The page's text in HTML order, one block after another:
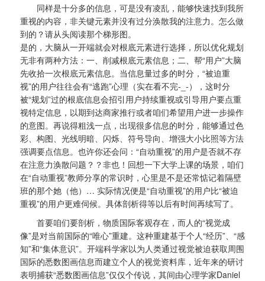
同样是十分多的信息，可是没有凌乱，能够快速找到我所
重视的内容，非关键元素并没有过分涣散我的注意力。怎么做
到的？请从头阅读那个梯形图。
是的，大脑从一开端就会对根底元素进行选择，所以优化规划
无非有两种方法：一、削减根底元素信息；二、帮“用户”大脑
先收拾一次根底元素信息。当信息量过多的时分，“被迫重
视”的用户往往会有“逃跑”心理（实在看不完-_-），这时分
被“规划”过的根底信息会招引用户持续重视或引导用户要点重
视特定信息，以期到达商家推行或者咱们希望用户进一步操作
的意图。再说得粗浅一点，出现很多信息的时分，能够通过色
彩、构图、光线明暗、闪烁、符号导向、增强大小比照等方法
强调要点信息。也许你还会问：“自动重视”的用户是否就不存
在注意力涣散问题？？非也！回想一下大学上课的场景，咱们
在“自动重视”教师分享的常识时，心里是不是还常惦记着隔壁
班的那个她（他）… 实际情况便是“自动重视”的用户比“被迫
重视”的用户更难伺候。具体剖析得等以后有时间再续写了。
首要咱们要剖析，物质国际客观存在，而人的“视觉成
像”是对当前国际的“唯心”重建。这种重建基于个人“经历”、“感
知”和“集体意识”。开端科学家以为人类通过视觉被迫获取周围
国际的悉数图画信息而建立个人的视觉资料库，近年来的研讨
表明捕获“悉数图画信息”仅仅个传说，其间由心理学家Daniel